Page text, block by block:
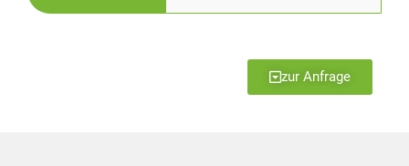
zur Anfrage